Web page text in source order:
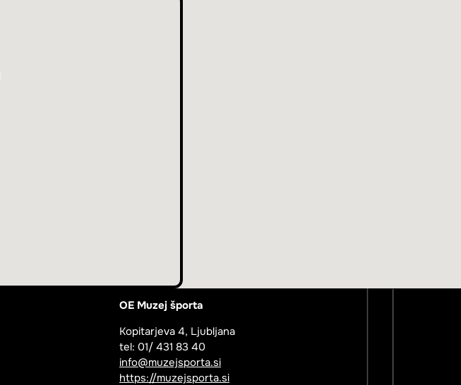
OE Muzej športa
Kopitarjeva 4, Ljubljana
tel: 01/ 431 83 40
info@muzejsporta.si
https://muzejsporta.si